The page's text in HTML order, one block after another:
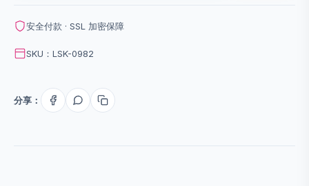
安全付款 · SSL 加密保障
SKU：LSK-0982
分享：